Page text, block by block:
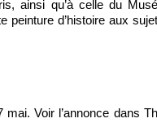
ainsi qu’à celle du
peinture d’histoire aux
Voir l’annonce dans